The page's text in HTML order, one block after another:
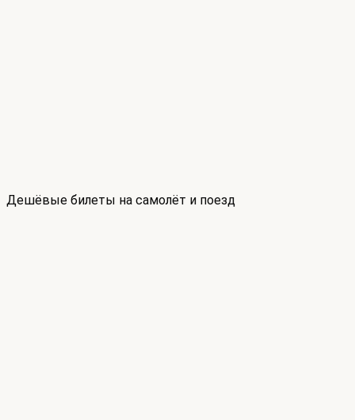
Дешёвые билеты на самолёт и поезд